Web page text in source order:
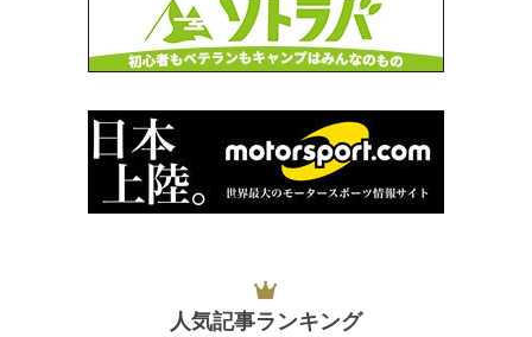
人気記事ランキング